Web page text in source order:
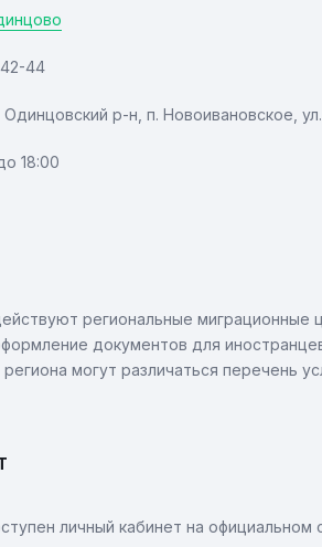
44
р-н, п. Новоивановское, ул.
18:00
региональные
документов для
могут различаться перечень
личный кабинет на